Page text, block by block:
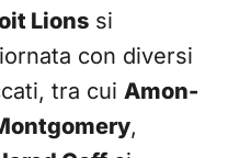
Lions si
con diversi
tra cui Amon-
,